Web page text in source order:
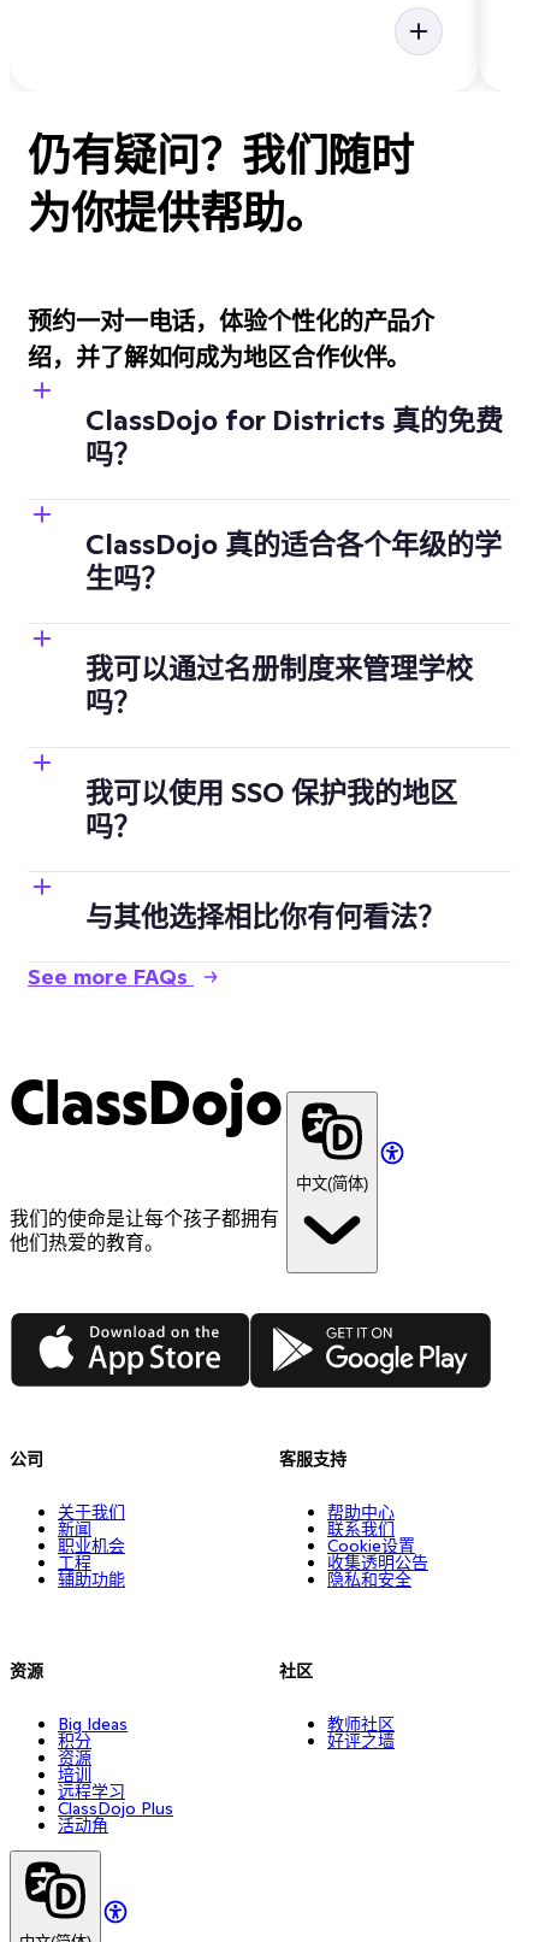
仍有疑问？我们随时
为你提供帮助。
预约一对一电话，体验个性化的产品介
绍，并了解如何成为地区合作伙伴。
ClassDojo for Districts 真的免费
吗？
ClassDojo 真的适合各个年级的学
生吗？
我可以通过名册制度来管理学校
吗？
我可以使用 SSO 保护我的地区
吗？
与其他选择相比你有何看法？
See more FAQs
ClassDojo
我们的使命是让每个孩子都拥有
他们热爱的教育。
中文(简体)
App Store Google Play
公司
关于我们
新闻
职业机会
工程
辅助功能
资源
Big Ideas
积分
资源
培训
远程学习
ClassDojo Plus
活动角
客服支持
帮助中心
联系我们
Cookie设置
收集透明公告
隐私和安全
社区
教师社区
好评之墙